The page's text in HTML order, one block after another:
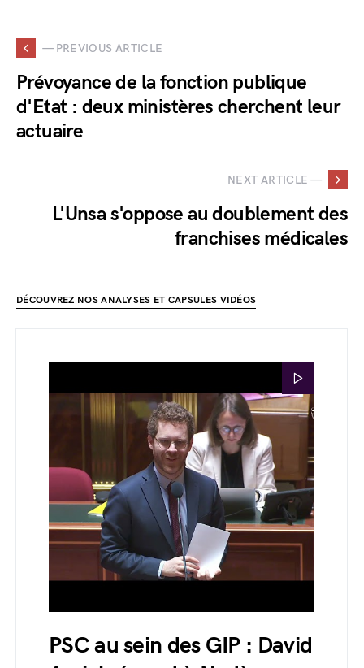
— PREVIOUS ARTICLE
Prévoyance de la fonction publique
d'Etat : deux ministères cherchent leur
actuaire
NEXT ARTICLE —
L'Unsa s'oppose au doublement des
franchises médicales
DÉCOUVREZ NOS ANALYSES ET CAPSULES VIDÉOS
PSC au sein des GIP : David